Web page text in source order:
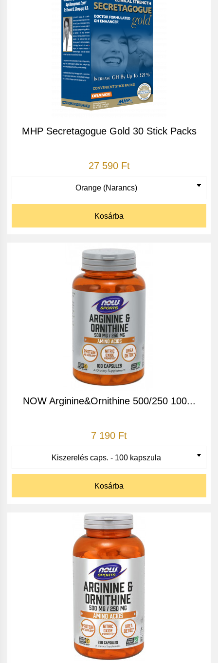
MHP Secretagogue Gold 30 Stick Packs
27 590 Ft
Kosárba
NOW Arginine&Ornithine 500/250 100...
7 190 Ft
Kosárba